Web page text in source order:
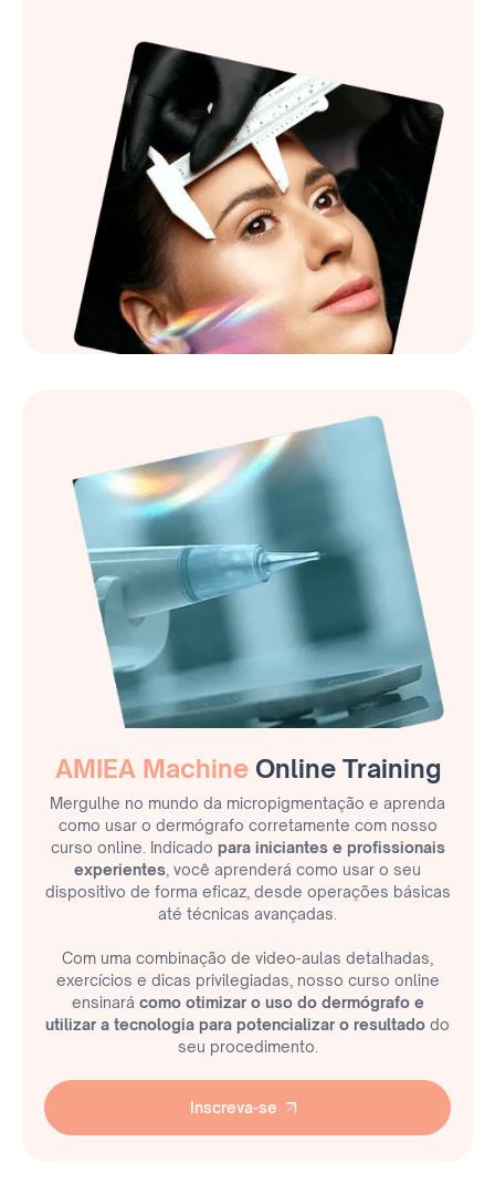
AMIEA Machine Online Training
Mergulhe no mundo da micropigmentação e aprenda
como usar o dermógrafo corretamente com nosso
curso online. Indicado para iniciantes e profissionais
experientes , você aprenderá como usar o seu
dispositivo de forma eficaz, desde operações básicas
até técnicas avançadas.
Com uma combinação de video-aulas detalhadas,
exercícios e dicas privilegiadas, nosso curso online
ensinará como otimizar o uso do dermógrafo e
utilizar a tecnologia para potencializar o resultado do
seu procedimento.
Inscreva-se